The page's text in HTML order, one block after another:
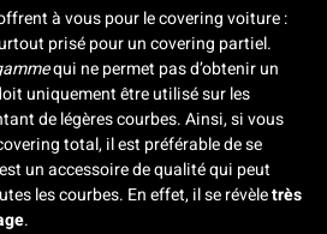
à vous pour le covering voiture :
prisé pour un covering partiel.
qui ne permet pas d’obtenir un
uniquement être utilisé sur les
de légères courbes. Ainsi, si vous
total, il est préférable de se
un accessoire de qualité qui peut
les courbes. En effet, il se révèletrès
.